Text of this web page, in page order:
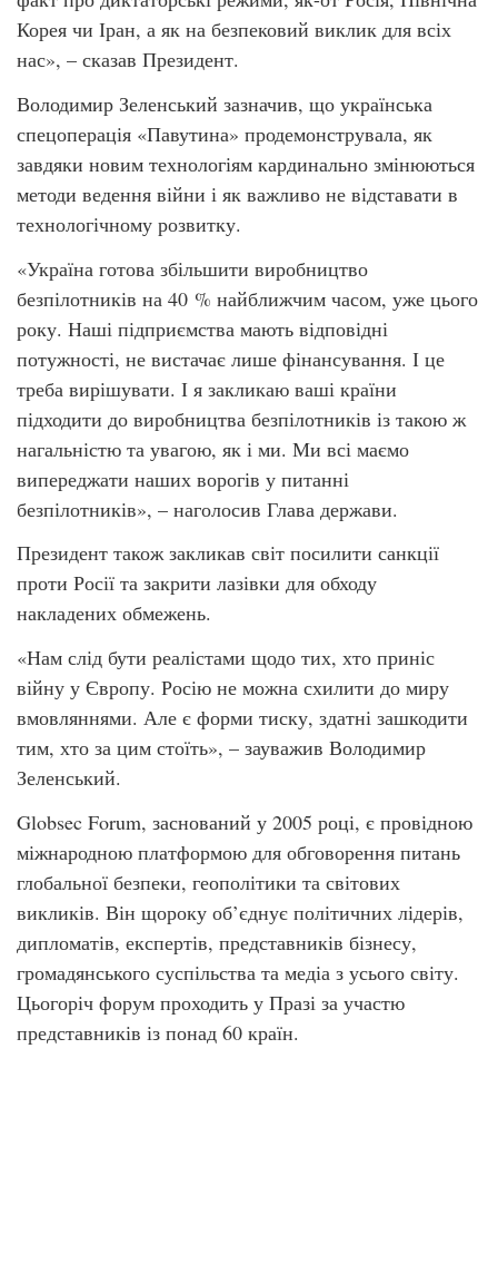
Корея чи Іран, а як на безпековий виклик для всіх
нас», – сказав Президент.
Володимир Зеленський зазначив, що українська
спецоперація «Павутина» продемонструвала, як
завдяки новим технологіям кардинально змінюються
методи ведення війни і як важливо не відставати в
технологічному розвитку.
«Україна готова збільшити виробництво
безпілотників на 40 % найближчим часом, уже цього
року. Наші підприємства мають відповідні
потужності, не вистачає лише фінансування. І це
треба вирішувати. І я закликаю ваші країни
підходити до виробництва безпілотників із такою ж
нагальністю та увагою, як і ми. Ми всі маємо
випереджати наших ворогів у питанні
безпілотників», – наголосив Глава держави.
Президент також закликав світ посилити санкції
проти Росії та закрити лазівки для обходу
накладених обмежень.
«Нам слід бути реалістами щодо тих, хто приніс
війну у Європу. Росію не можна схилити до миру
вмовляннями. Але є форми тиску, здатні зашкодити
тим, хто за цим стоїть», – зауважив Володимир
Зеленський.
Globsec Forum, заснований у 2005 році, є провідною
міжнародною платформою для обговорення питань
глобальної безпеки, геополітики та світових
викликів. Він щороку об’єднує політичних лідерів,
дипломатів, експертів, представників бізнесу,
громадянського суспільства та медіа з усього світу.
Цьогоріч форум проходить у Празі за участю
представників із понад 60 країн.